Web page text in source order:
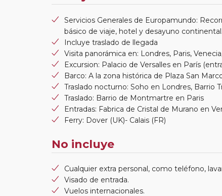
Servicios Generales de Europamundo:
básico de viaje, hotel y desayuno continental.
Incluye traslado de llegada
Visita panorámica en: Londres, Paris,
Excursion: Palacio de Versalles en París
Barco: A la zona histórica de Plaza San
Traslado nocturno: Soho en Londres, Barrio
Traslado: Barrio de Montmartre en Paris
Entradas: Fabrica de Cristal de Murano en
Ferry: Dover (UK)- Calais (FR)
No incluye
Cualquier extra personal, como teléfono,
Visado de entrada.
Vuelos internacionales.